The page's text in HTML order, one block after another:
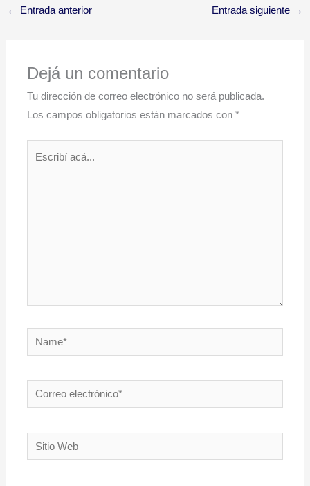
← Entrada anterior Entrada siguiente →
Dejá un comentario
Tu dirección de correo electrónico no será publicada.
Los campos obligatorios están marcados con*
Name*
Correo
electrónico*
Sitio
Web